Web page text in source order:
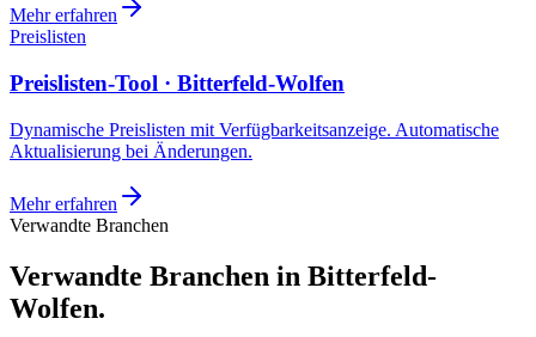
Mehr erfahren
Preislisten
Preislisten-Tool · Bitterfeld-Wolfen
Dynamische Preislisten mit Verfügbarkeitsanzeige. Automatische
Aktualisierung bei Änderungen.
Mehr erfahren
Verwandte Branchen
Verwandte Branchen in Bitterfeld-
Wolfen.